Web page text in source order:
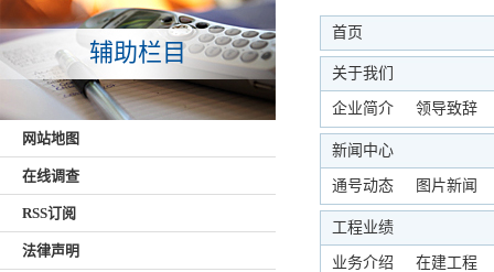
辅助栏目
网站地图
在线调查
RSS订阅
法律声明
首页
关于我们
企业简介 领导致辞
新闻中心
通号动态 图片新闻
工程业绩
业务介绍 在建工程